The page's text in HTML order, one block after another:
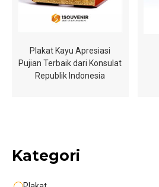
Plakat Kayu Apresiasi
Pujian Terbaik dari Konsulat
Republik Indonesia
Kategori